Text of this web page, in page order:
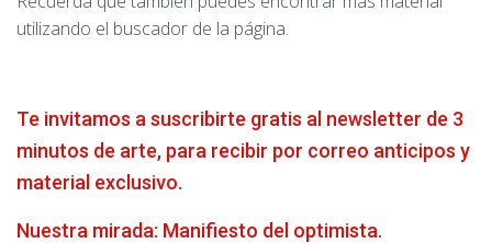
utilizando el buscador de la página.
Te invitamos a suscribirte gratis al newsletter de 3
minutos de arte, para recibir por correo anticipos y
material exclusivo.
Nuestra mirada: Manifiesto del optimista.